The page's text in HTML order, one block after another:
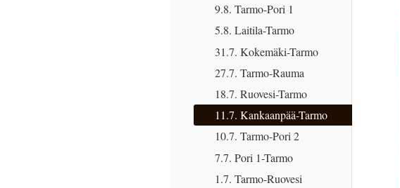
9.8. Tarmo-Pori 1
5.8. Laitila-Tarmo
31.7. Kokemäki-Tarmo
27.7. Tarmo-Rauma
18.7. Ruovesi-Tarmo
11.7. Kankaanpää-Tarmo
10.7. Tarmo-Pori 2
7.7. Pori 1-Tarmo
1.7. Tarmo-Ruovesi